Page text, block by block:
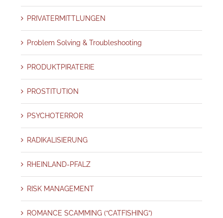
PRIVATERMITTLUNGEN
Problem Solving & Troubleshooting
PRODUKTPIRATERIE
PROSTITUTION
PSYCHOTERROR
RADIKALISIERUNG
RHEINLAND-PFALZ
RISK MANAGEMENT
ROMANCE SCAMMING (“CATFISHING”)